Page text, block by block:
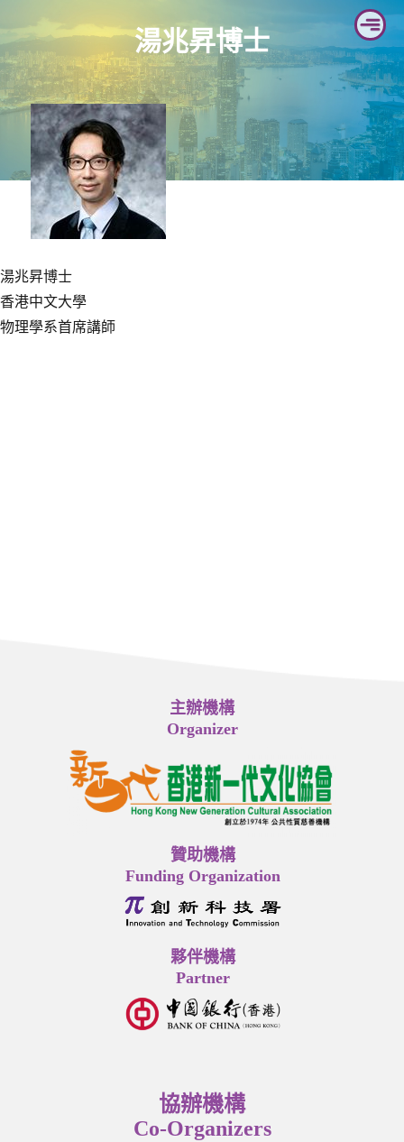
content
湯兆昇博士
湯兆昇博士
香港中文大學
物理學系首席講師
主辦機構
Organizer
贊助機構
Funding Organization
夥伴機構
Partner
協辦機構
Co-Organizers